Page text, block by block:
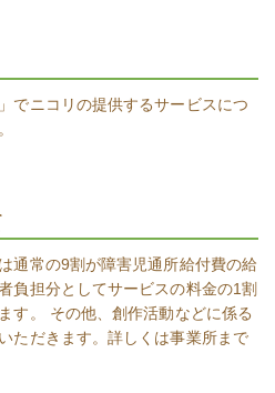
ービス自己評価表
ドとは？
利用するには？
ド リーフレット
でニコリの提供するサービスにつ
通常の9割が障害児通所給付費の給
負担分としてサービスの料金の1割
す。 その他、創作活動などに係る
ただきます。詳しくは事業所まで